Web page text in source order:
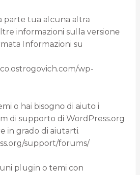
parte tua alcuna altra
informazioni sulla versione
Informazioni su
wp-
o hai bisogno di aiuto i
di supporto di WordPress.org
in grado di aiutarti.
support/forums/
plugin o temi con